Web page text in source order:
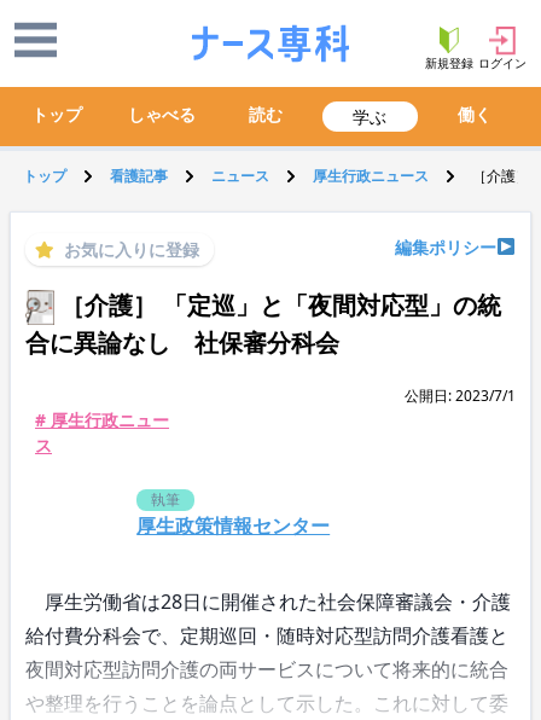
新規登録 ログイン
トップ しゃべる 読む 学ぶ 働く
トップ 看護記事 ニュース 厚生行政ニュース ［介護
お気に入りに登録 編集ポリシー
［介護］ 「定巡」と「夜間対応型」の統
合に異論なし 社保審分科会
公開日: 2023/7/1
# 厚生行政ニュー
ス
執筆
厚生政策情報センター
厚生労働省は28日に開催された社会保障審議会・介護
給付費分科会で、定期巡回・随時対応型訪問介護看護と
夜間対応型訪問介護の両サービスについて将来的に統合
や整理を行うことを論点として示した。これに対して委